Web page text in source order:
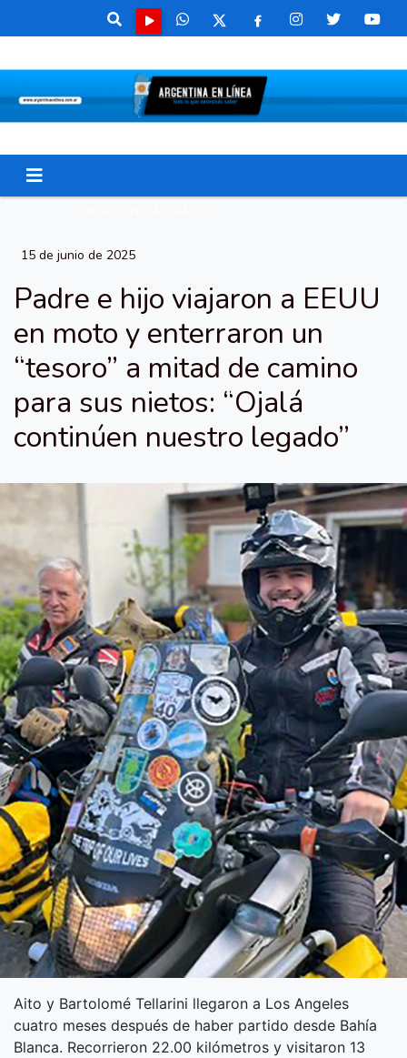
15 de junio de 2025
Padre e hijo viajaron a EEUU
en moto y enterraron un
“tesoro” a mitad de camino
para sus nietos: “Ojalá
continúen nuestro legado”
Aito y Bartolomé Tellarini llegaron a Los Angeles
cuatro meses después de haber partido desde Bahía
Blanca. Recorrieron 22.00 kilómetros y visitaron 13